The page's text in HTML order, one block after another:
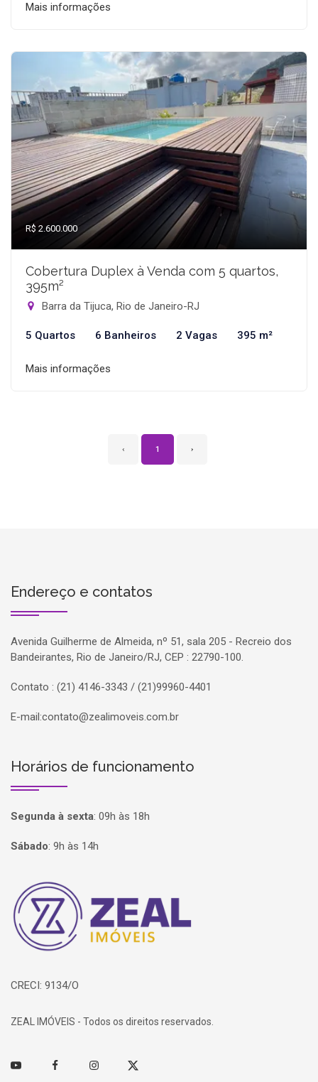
Mais informações
R$ 2.600.000
Cobertura Duplex à Venda com 5 quartos,
395m²
Barra da Tijuca, Rio de Janeiro-RJ
5 Quartos 6 Banheiros 2 Vagas 395 m²
Mais informações
‹ 1 ›
Endereço e contatos
Avenida Guilherme de Almeida, nº 51, sala 205 - Recreio dos
Bandeirantes, Rio de Janeiro/RJ, CEP : 22790-100.
Contato : (21) 4146-3343 / (21)99960-4401
E-mail:contato@zealimoveis.com.br
Horários de funcionamento
Segunda à sexta: 09h às 18h
Sábado: 9h às 14h
Página inicial
CRECI: 9134/O
ZEAL IMÓVEIS - Todos os direitos reservados.
Youtube FacebookInstagramTwitter